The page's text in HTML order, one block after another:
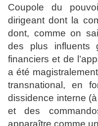
Coupole du
dirigeant dont la
dont, comme on
des plus influents
financiers et de
a été
transnational, en
dissidence interne
et des
apparaître comme